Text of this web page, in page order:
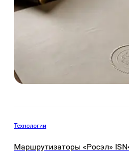
Технологии
Маршрутизаторы «Росэл»